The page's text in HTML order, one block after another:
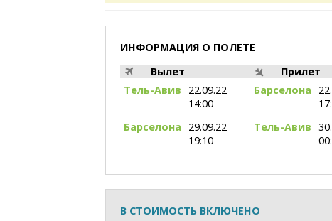
ИНФОРМАЦИЯ О ПОЛЕТЕ
Вылет
Тель-Авив
22.09.22
14:00
Барселона
29.09.22
19:10
Прилет
Барселона
Тель-Авив
В СТОИМОСТЬ ВКЛЮЧЕНО